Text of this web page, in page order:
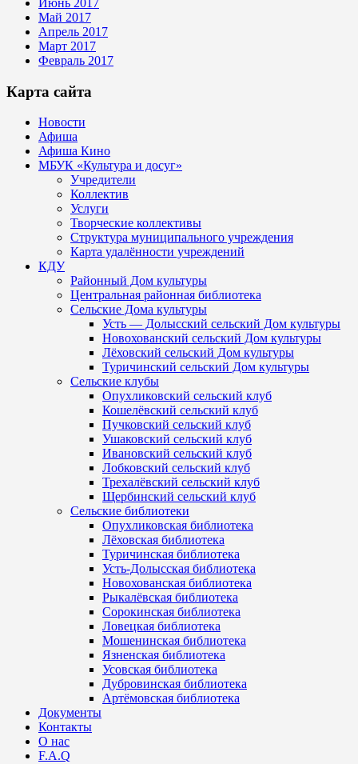
Май 2017
Апрель 2017
Март 2017
Февраль 2017
Карта сайта
Новости
Афиша
Афиша Кино
МБУК «Культура и досуг»
Учредители
Коллектив
Услуги
Творческие коллективы
Структура муниципального учреждения
Карта удалённости учреждений
КДУ
Районный Дом культуры
Центральная районная библиотека
Сельские Дома культуры
Усть — Долысский сельский Дом культуры
Новохованский сельский Дом культуры
Лёховский сельский Дом культуры
Туричинский сельский Дом культуры
Сельские клубы
Опухликовский сельский клуб
Кошелёвский сельский клуб
Пучковский сельский клуб
Ушаковский сельский клуб
Ивановский сельский клуб
Лобковский сельский клуб
Трехалёвский сельский клуб
Щербинский сельский клуб
Сельские библиотеки
Опухликовская библиотека
Лёховская библиотека
Туричинская библиотека
Усть-Долысская библиотека
Новохованская библиотека
Рыкалёвская библиотека
Сорокинская библиотека
Ловецкая библиотека
Мошенинская библиотека
Язненская библиотека
Усовская библиотека
Дубровинская библиотека
Артёмовская библиотека
Документы
Контакты
О нас
F.A.Q